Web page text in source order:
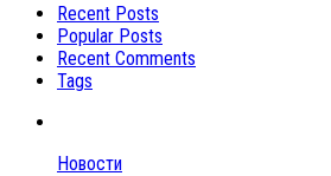
Recent Posts
Popular Posts
Recent Comments
Tags
Новости